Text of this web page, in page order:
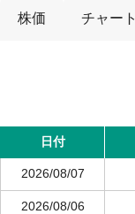
株価 チャート
日付
2026/08/07
2026/08/06